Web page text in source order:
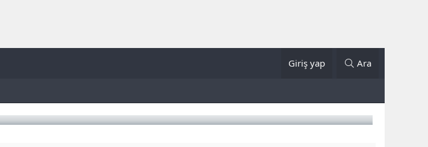
Giriş yap Ara